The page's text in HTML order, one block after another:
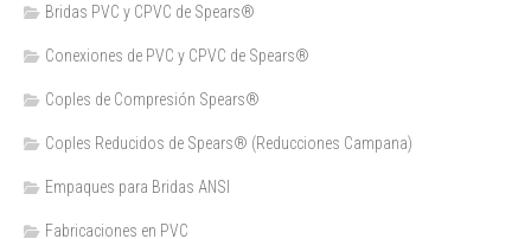
Bridas PVC y CPVC de Spears®
Conexiones de PVC y CPVC de Spears®
Coples de Compresión Spears®
Coples Reducidos de Spears® (Reducciones Campana)
Empaques para Bridas ANSI
Fabricaciones en PVC